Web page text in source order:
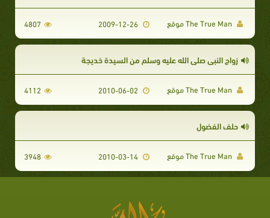
4807
زواج النبي صلى الله عليه وسلم من السيدة خديجة
4112
حلف الفضول
3948